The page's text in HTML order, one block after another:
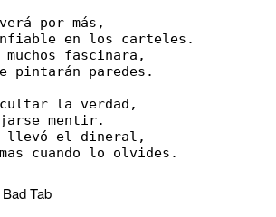
por más,
en los carteles.
muchos fascinara,
pintarán paredes.
la verdad,
mentir.
llevó el dineral,
cuando lo olvides.
Tab